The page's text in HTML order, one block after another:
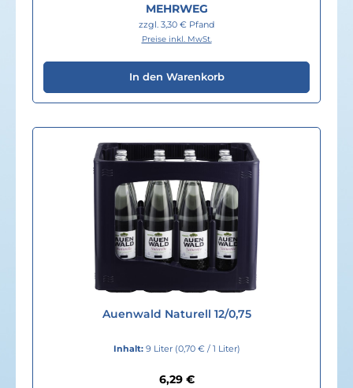
MEHRWEG
zzgl. 3,30 € Pfand
Preise inkl. MwSt.
In den Warenkorb
Auenwald Naturell 12/0,75
Inhalt: 9 Liter (0,70 € / 1 Liter)
Regulärer Preis:
6,29 €